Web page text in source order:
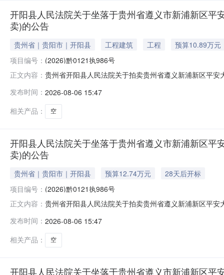
开阳县人民法院关于坐落于贵州省遵义市新浦新区
卖)的公告
贵州省｜贵阳市｜开阳县 工程建筑 工程
预算10.89万元
项目编号： (2026)黔0121执986号
正文内容： 贵州省开阳县人民法院关于拍卖贵州省遵义新浦新区平
财产，将依法追究其相应违法责任（刑事责任或民事妨
付方式等内容，充分了解拍卖标的
发布时间： 2026-08-06 15:47
相关产品：
空
开阳县人民法院关于坐落于贵州省遵义市新浦新区
卖)的公告
贵州省｜贵阳市｜开阳县 预算12.74万元
28天后开标
项目编号： (2026)黔0121执986号
正文内容： 贵州省开阳县人民法院关于拍卖贵州省遵义新浦新区平
财产，将依法追究其相应违法责任（刑事责任或民事妨
付方式等内容，充分了解拍卖标的
发布时间： 2026-08-06 15:47
相关产品：
空
开阳县人民法院关于坐落于贵州省遵义市新浦新区